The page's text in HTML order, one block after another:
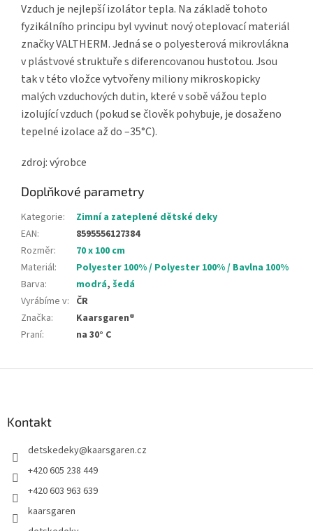
Vzduch je nejlepší izolátor tepla. Na základě tohoto
fyzikálního principu byl vyvinut nový oteplovací materiál
značky VALTHERM. Jedná se o polyesterová mikrovlákna
v plástvové struktuře s diferencovanou hustotou. Jsou
tak v této vložce vytvořeny miliony mikroskopicky
malých vzduchových dutin, které v sobě vážou teplo
izolující vzduch (pokud se člověk pohybuje, je dosaženo
tepelné izolace až do –35°C).
zdroj: výrobce
Doplňkové parametry
Kategorie:
Zimní a zateplené dětské deky
EAN:
8595556127384
Rozměr:
70 x 100 cm
Materiál:
Polyester 100% / Polyester 100% / Bavlna 100%
Barva: modrá, šedá
Vyrábíme v: ČR
Značka:
Kaarsgaren®
Praní: na 30° C
Kontakt
detskedeky@kaarsgaren.cz
+420 605 238 449
+420 603 963 639
kaarsgaren